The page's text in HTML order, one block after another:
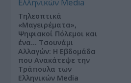
Τηλεοπτικά
«Μαγειρέματα»,
Ψηφιακοί Πόλεμοι και
ένα… Τσουνάμι
Αλλαγών: Η Εβδομάδα
που Ανακάτεψε την
Τράπουλα των
Ελληνικών Media